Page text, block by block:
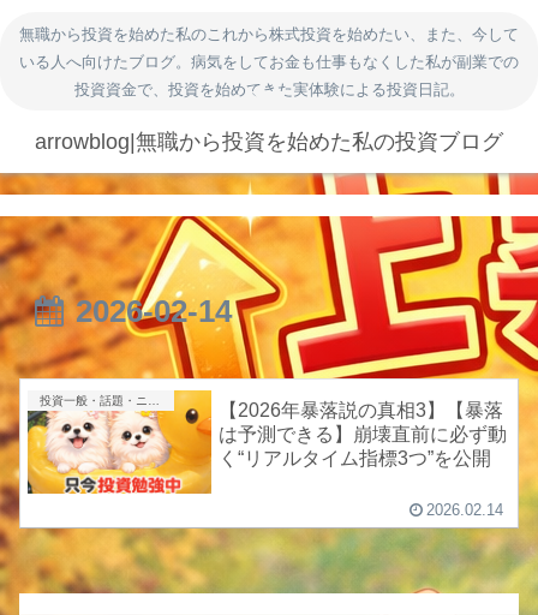
無職から投資を始めた私のこれから株式投資を始めたい、また、今して
いる人へ向けたブログ。病気をしてお金も仕事もなくした私が副業での
投資資金で、投資を始めてきた実体験による投資日記。
arrowblog|無職から投資を始めた私の投資ブログ
2026-02-14
投資一般・話題・ニュース
【2026年暴落説の真相3】【暴落
は予測できる】崩壊直前に必ず動
く“リアルタイム指標3つ”を公開
2026.02.14